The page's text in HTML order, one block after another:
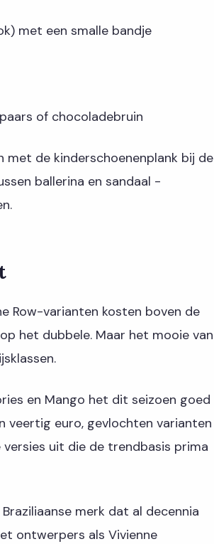
met een smalle bandje
of chocoladebruin
met de kinderschoenenplank bij de
ballerina en sandaal -
Row-varianten kosten boven de
het dubbele. Maar het mooie van
en Mango het dit seizoen goed
veertig euro, gevlochten varianten
uit die de trendbasis prima
merk dat al decennia
ontwerpers als Vivienne